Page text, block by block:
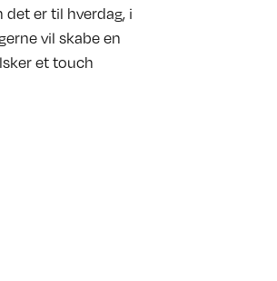
er til hverdag, i
vil skabe en
et touch